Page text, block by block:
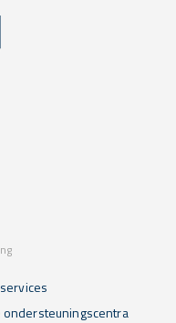
ondersteuningscentra